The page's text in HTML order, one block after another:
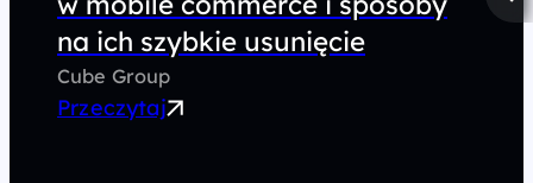
na ich szybkie usunięcie
Cube Group
Przeczytaj